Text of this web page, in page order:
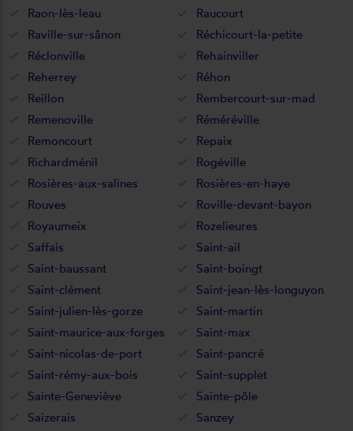
Raon-lès-leau
Raucourt
Raville-sur-sânon
Réchicourt-la-petite
Réclonville
Rehainviller
Reherrey
Réhon
Reillon
Rembercourt-sur-mad
Remenoville
Réméréville
Remoncourt
Repaix
Richardménil
Rogéville
Rosières-aux-salines
Rosières-en-haye
Rouves
Roville-devant-bayon
Royaumeix
Rozelieures
Saffais
Saint-ail
Saint-baussant
Saint-boingt
Saint-clément
Saint-jean-lès-longuyon
Saint-julien-lès-gorze
Saint-martin
Saint-maurice-aux-forges
Saint-max
Saint-nicolas-de-port
Saint-pancré
Saint-rémy-aux-bois
Saint-supplet
Sainte-Geneviève
Sainte-pôle
Saizerais
Sanzey